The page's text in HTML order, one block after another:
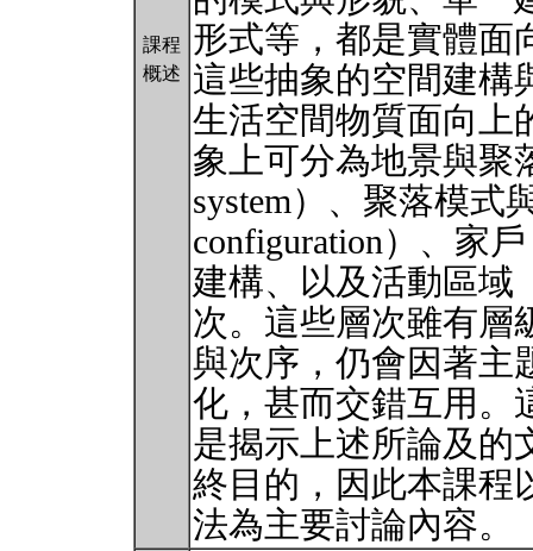
課程
概述
形式等，都是實體面
這些抽象的空間建構
生活空間物質面向上
象上可分為地景與聚
system）、聚落模式
configuration）、家
建構、以及活動區域
次。這些層次雖有層
與次序，仍會因著主
化，甚而交錯互用。
是揭示上述所論及的
終目的，因此本課程
法為主要討論內容。